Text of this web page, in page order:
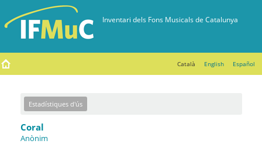
Català English Español
Estadístiques d'ús
Coral
Anònim